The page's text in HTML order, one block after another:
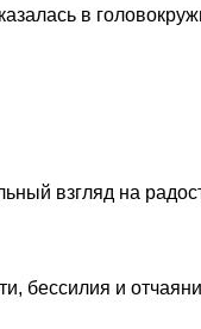
в
взгляд на
бессилия и